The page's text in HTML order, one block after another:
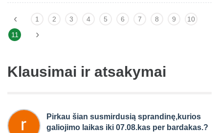
‹ 1 2 3 4 5 6 7 8 9
10
11
›
Klausimai ir atsakymai
Pirkau šian susmirdusią sprandinę,kurios
galiojimo laikas iki 07.08.kas per bardakas.?